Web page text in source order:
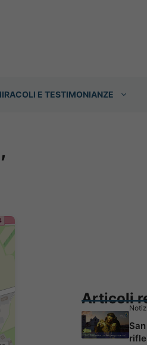
E TESTIMONIANZE
Articoli